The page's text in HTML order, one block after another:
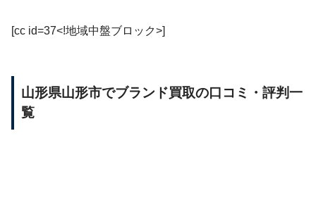
[cc id=37<!地域中盤ブロック>]
山形県山形市でブランド買取の口コミ・評判一
覧